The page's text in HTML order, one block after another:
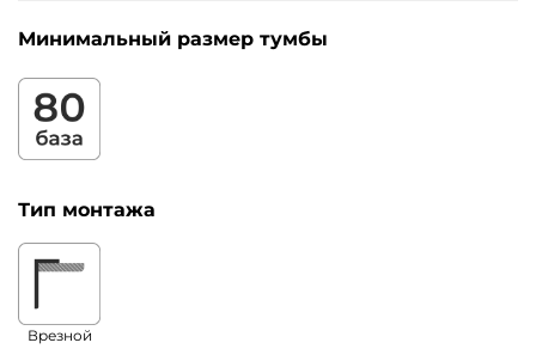
Минимальный размер тумбы
Тип монтажа
Врезной